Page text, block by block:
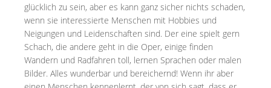
UNTERSTÜTZEN
NEWSLETTER
glücklich zu sein, aber es kann ganz sicher nichts schaden,
wenn sie interessierte Menschen mit Hobbies und
Neigungen und Leidenschaften sind. Der eine spielt gern
Schach, die andere geht in die Oper, einige finden
Wandern und Radfahren toll, lernen Sprachen oder malen
Bilder. Alles wunderbar und bereichernd! Wenn ihr aber